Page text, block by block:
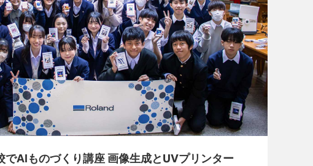
でAIものづくり講座 画像生成とUVプリンター